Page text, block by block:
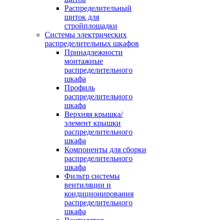
Распределительный
щиток для
стройплощадки
Системы электрических
распределительных шкафов
Принадлежности
монтажные
распределительного
шкафа
Профиль
распределительного
шкафа
Верхняя крышка/
элемент крышки
распределительного
шкафа
Компоненты для сборки
распределительного
шкафа
Фильтр системы
вентиляции и
кондиционирования
распределительного
шкафа